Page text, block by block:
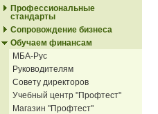
Профессиональные
стандарты
Сопровождение бизнеса
Обучаем финансам
МБА-Рус
Руководителям
Совету директоров
Учебный центр "Профтест"
Магазин "Профтест"